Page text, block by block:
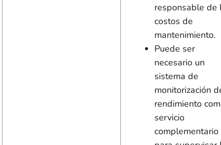
responsable de
costos de
mantenimiento.
Puede ser
necesario un
sistema de
monitorización
rendimiento
servicio
complementario